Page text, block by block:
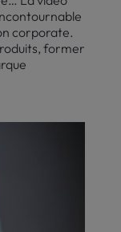
corporate.
former